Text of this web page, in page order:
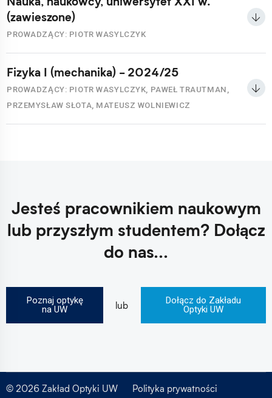
(zawieszone)
PROWADZĄCY: PIOTR WASYLCZYK
Fizyka I (mechanika) - 2024/25
PROWADZĄCY: PIOTR WASYLCZYK, PAWEŁ TRAUTMAN,
PRZEMYSŁAW SŁOTA, MATEUSZ WOLNIEWICZ
Jesteś pracownikiem naukowym
lub przyszłym studentem?Dołącz
do nas...
Poznaj optykę
na UW
lub
Dołącz do Zakładu
Optyki UW
© 2026 Zakład Optyki UW
Polityka prywatności